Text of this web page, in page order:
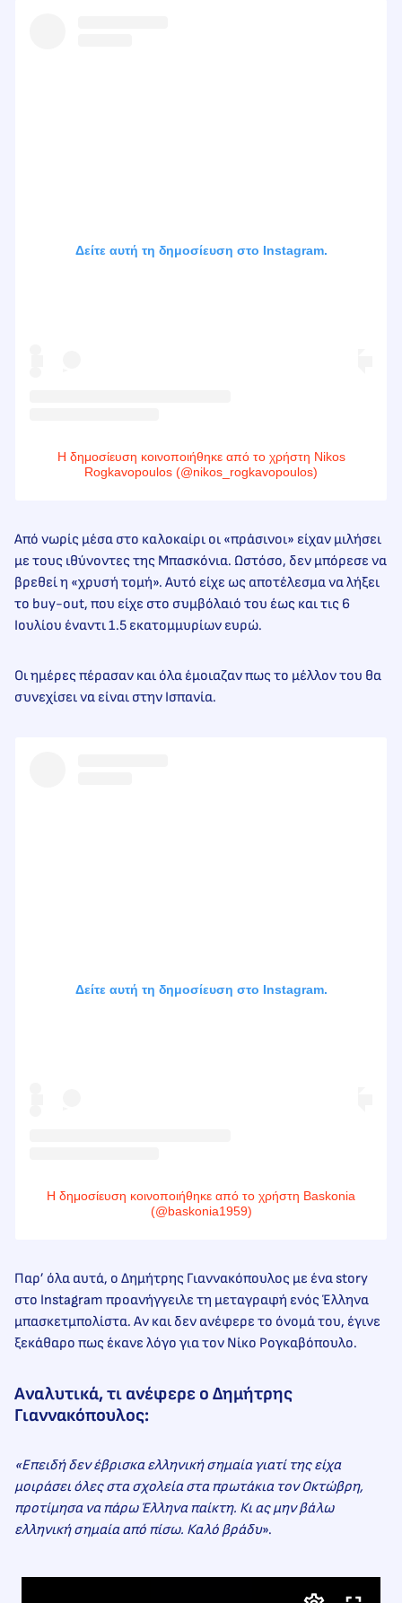
Δείτε αυτή τη δημοσίευση στο Instagram.
Η δημοσίευση κοινοποιήθηκε από το χρήστη Nikos
Rogkavopoulos (@nikos_rogkavopoulos)
Από νωρίς μέσα στο καλοκαίρι οι «πράσινοι» είχαν μιλήσει
με τους ιθύνοντες της Μπασκόνια. Ωστόσο, δεν μπόρεσε να
βρεθεί η «χρυσή τομή». Αυτό είχε ως αποτέλεσμα να λήξει
το buy-out, που είχε στο συμβόλαιό του έως και τις 6
Ιουλίου έναντι 1.5 εκατομμυρίων ευρώ.
Οι ημέρες πέρασαν και όλα έμοιαζαν πως το μέλλον του θα
συνεχίσει να είναι στην Ισπανία.
Δείτε αυτή τη δημοσίευση στο Instagram.
Η δημοσίευση κοινοποιήθηκε από το χρήστη Baskonia
(@baskonia1959)
Παρ’ όλα αυτά, ο Δημήτρης Γιαννακόπουλος με ένα story
στο Instagram προανήγγειλε τη μεταγραφή ενός Έλληνα
μπασκετμπολίστα. Αν και δεν ανέφερε το όνομά του, έγινε
ξεκάθαρο πως έκανε λόγο για τον Νίκο Ρογκαβόπουλο.
Αναλυτικά, τι ανέφερε ο Δημήτρης
Γιαννακόπουλος:
«Επειδή δεν έβρισκα ελληνική σημαία γιατί της είχα
μοιράσει όλες στα σχολεία στα πρωτάκια τον Οκτώβρη,
προτίμησα να πάρω Έλληνα παίκτη. Κι ας μην βάλω
ελληνική σημαία από πίσω. Καλό βράδυ».